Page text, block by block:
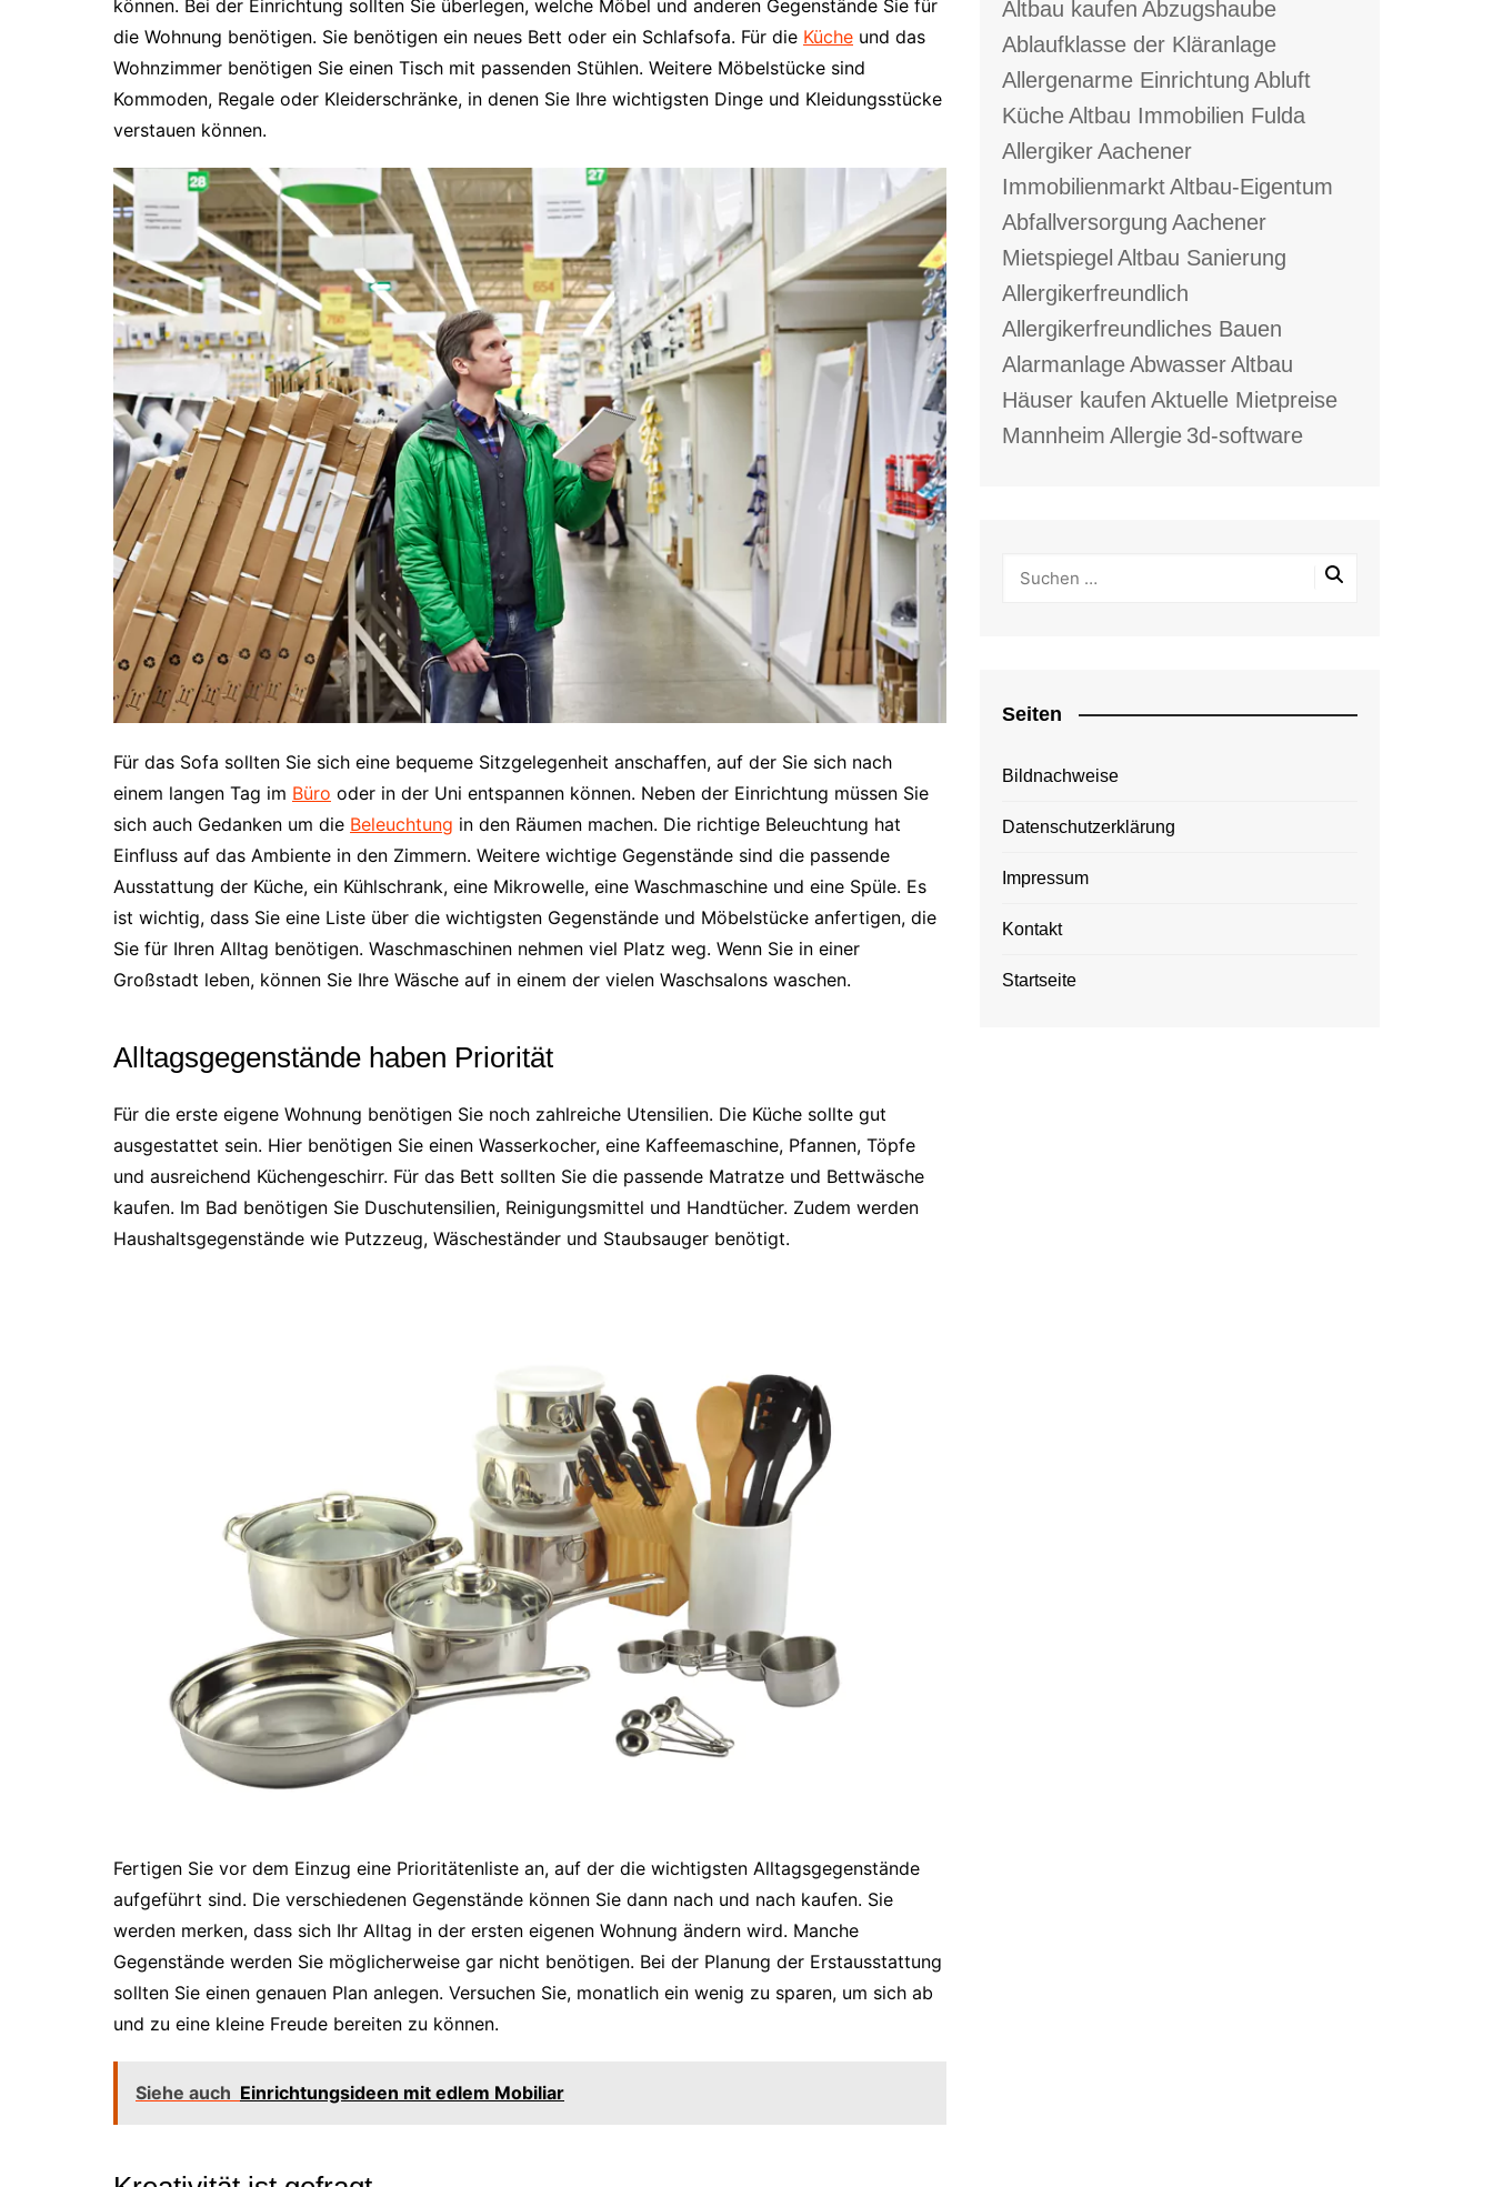
können. Bei der Einrichtung sollten Sie überlegen, welche Möbel und anderen Gegenstände Sie für
die Wohnung benötigen. Sie benötigen ein neues Bett oder ein Schlafsofa. Für die Küche und das
Wohnzimmer benötigen Sie einen Tisch mit passenden Stühlen. Weitere Möbelstücke sind
Kommoden, Regale oder Kleiderschränke, in denen Sie Ihre wichtigsten Dinge und Kleidungsstücke
verstauen können.
Für das Sofa sollten Sie sich eine bequeme Sitzgelegenheit anschaffen, auf der Sie sich nach
einem langen Tag im Büro oder in der Uni entspannen können. Neben der Einrichtung müssen Sie
sich auch Gedanken um die Beleuchtung in den Räumen machen. Die richtige Beleuchtung hat
Einfluss auf das Ambiente in den Zimmern. Weitere wichtige Gegenstände sind die passende
Ausstattung der Küche, ein Kühlschrank, eine Mikrowelle, eine Waschmaschine und eine Spüle. Es
ist wichtig, dass Sie eine Liste über die wichtigsten Gegenstände und Möbelstücke anfertigen, die
Sie für Ihren Alltag benötigen. Waschmaschinen nehmen viel Platz weg. Wenn Sie in einer
Großstadt leben, können Sie Ihre Wäsche auf in einem der vielen Waschsalons waschen.
Alltagsgegenstände haben Priorität
Für die erste eigene Wohnung benötigen Sie noch zahlreiche Utensilien. Die Küche sollte gut
ausgestattet sein. Hier benötigen Sie einen Wasserkocher, eine Kaffeemaschine, Pfannen, Töpfe
und ausreichend Küchengeschirr. Für das Bett sollten Sie die passende Matratze und Bettwäsche
kaufen. Im Bad benötigen Sie Duschutensilien, Reinigungsmittel und Handtücher. Zudem werden
Haushaltsgegenstände wie Putzzeug, Wäscheständer und Staubsauger benötigt.
Fertigen Sie vor dem Einzug eine Prioritätenliste an, auf der die wichtigsten Alltagsgegenstände
aufgeführt sind. Die verschiedenen Gegenstände können Sie dann nach und nach kaufen. Sie
werden merken, dass sich Ihr Alltag in der ersten eigenen Wohnung ändern wird. Manche
Gegenstände werden Sie möglicherweise gar nicht benötigen. Bei der Planung der Erstausstattung
sollten Sie einen genauen Plan anlegen. Versuchen Sie, monatlich ein wenig zu sparen, um sich ab
und zu eine kleine Freude bereiten zu können.
Siehe auch Einrichtungsideen mit edlem Mobiliar
Altbau kaufen Abzugshaube
Ablaufklasse der Kläranlage
Allergenarme Einrichtung Abluft
KücheAltbau Immobilien Fulda
AllergikerAachener
ImmobilienmarktAltbau-Eigentum
Abfallversorgung Aachener
Mietspiegel Altbau Sanierung
Allergikerfreundlich
Allergikerfreundliches Bauen
AlarmanlageAbwasserAltbau
Häuser kaufen Aktuelle Mietpreise
Mannheim Allergie 3d-software
Seiten
Bildnachweise
Datenschutzerklärung
Impressum
Kontakt
Startseite